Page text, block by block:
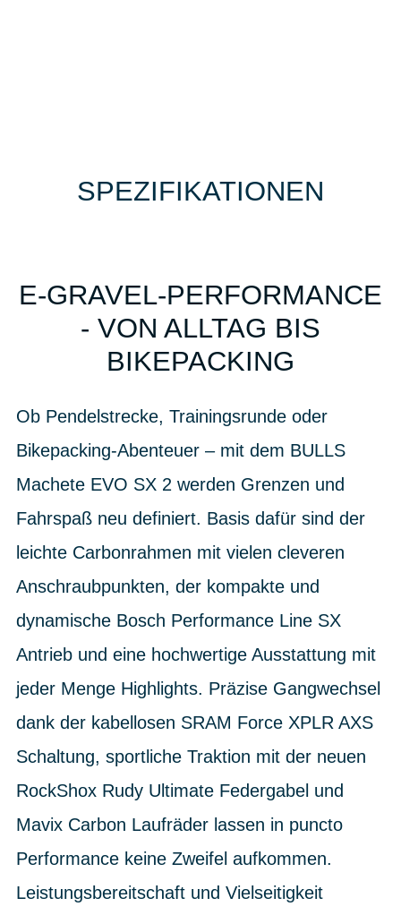
SPEZIFIKATIONEN
E-GRAVEL-PERFORMANCE
- VON ALLTAG BIS
BIKEPACKING
Ob Pendelstrecke, Trainingsrunde oder
Bikepacking-Abenteuer – mit dem BULLS
Machete EVO SX 2 werden Grenzen und
Fahrspaß neu definiert. Basis dafür sind der
leichte Carbonrahmen mit vielen cleveren
Anschraubpunkten, der kompakte und
dynamische Bosch Performance Line SX
Antrieb und eine hochwertige Ausstattung mit
jeder Menge Highlights. Präzise Gangwechsel
dank der kabellosen SRAM Force XPLR AXS
Schaltung, sportliche Traktion mit der neuen
RockShox Rudy Ultimate Federgabel und
Mavix Carbon Laufräder lassen in puncto
Performance keine Zweifel aufkommen.
Leistungsbereitschaft und Vielseitigkeit